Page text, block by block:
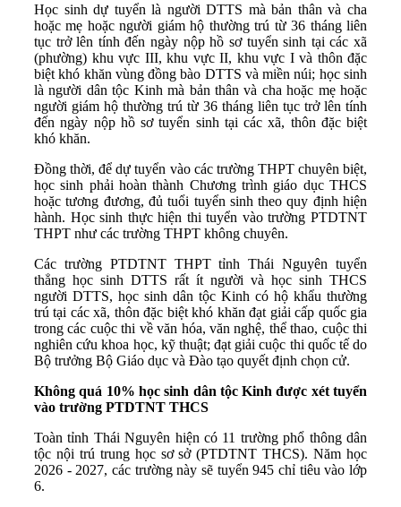
Học sinh dự tuyển là người DTTS mà bản thân và cha
hoặc mẹ hoặc người giám hộ thường trú từ 36 tháng liên
tục trở lên tính đến ngày nộp hồ sơ tuyển sinh tại các xã
(phường) khu vực III, khu vực II, khu vực I và thôn đặc
biệt khó khăn vùng đồng bào DTTS và miền núi; học sinh
là người dân tộc Kinh mà bản thân và cha hoặc mẹ hoặc
người giám hộ thường trú từ 36 tháng liên tục trở lên tính
đến ngày nộp hồ sơ tuyển sinh tại các xã, thôn đặc biệt
khó khăn.
Đồng thời, để dự tuyển vào các trường THPT chuyên biệt,
học sinh phải hoàn thành Chương trình giáo dục THCS
hoặc tương đương, đủ tuổi tuyển sinh theo quy định hiện
hành. Học sinh thực hiện thi tuyển vào trường PTDTNT
THPT như các trường THPT không chuyên.
Các trường PTDTNT THPT tỉnh Thái Nguyên tuyển
thẳng học sinh DTTS rất ít người và học sinh THCS
người DTTS, học sinh dân tộc Kinh có hộ khẩu thường
trú tại các xã, thôn đặc biệt khó khăn đạt giải cấp quốc gia
trong các cuộc thi về văn hóa, văn nghệ, thể thao, cuộc thi
nghiên cứu khoa học, kỹ thuật; đạt giải cuộc thi quốc tế do
Bộ trưởng Bộ Giáo dục và Đào tạo quyết định chọn cử.
Không quá 10% học sinh dân tộc Kinh được xét tuyển
vào trường PTDTNT THCS
Toàn tỉnh Thái Nguyên hiện có 11 trường phổ thông dân
tộc nội trú trung học sơ sở (PTDTNT THCS). Năm học
2026 - 2027, các trường này sẽ tuyển 945 chỉ tiêu vào lớp
6.